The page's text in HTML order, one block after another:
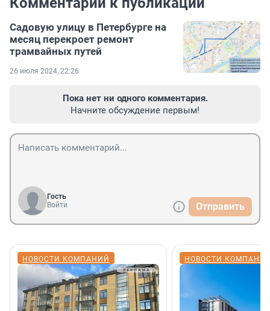
Садовую улицу в Петербурге на
месяц перекроет ремонт
трамвайных путей
26 июля 2024, 22:26
Пока нет ни одного комментария.
Начните обсуждение первым!
Гость
Войти
Отправить
НОВОСТИ КОМПАНИЙ НОВОСТИ